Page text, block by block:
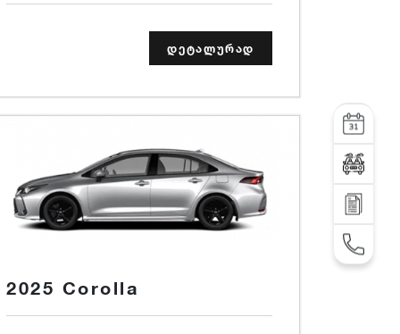
სერვისი
ტესტ დრაივი
დაგვიკავშირდი
TEL: +995 32 2 292 000
დეტალურად
2025 Corolla